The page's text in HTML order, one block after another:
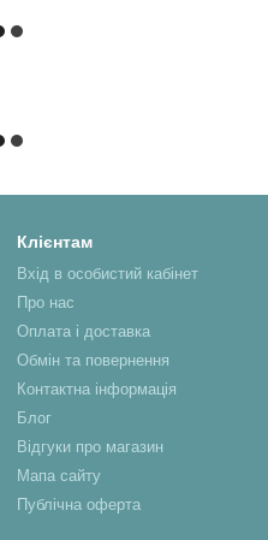
Клієнтам
Вхід в особистий кабінет
Про нас
Оплата і доставка
Обмін та повернення
Контактна інформація
Блог
Відгуки про магазин
Мапа сайту
Публічна оферта